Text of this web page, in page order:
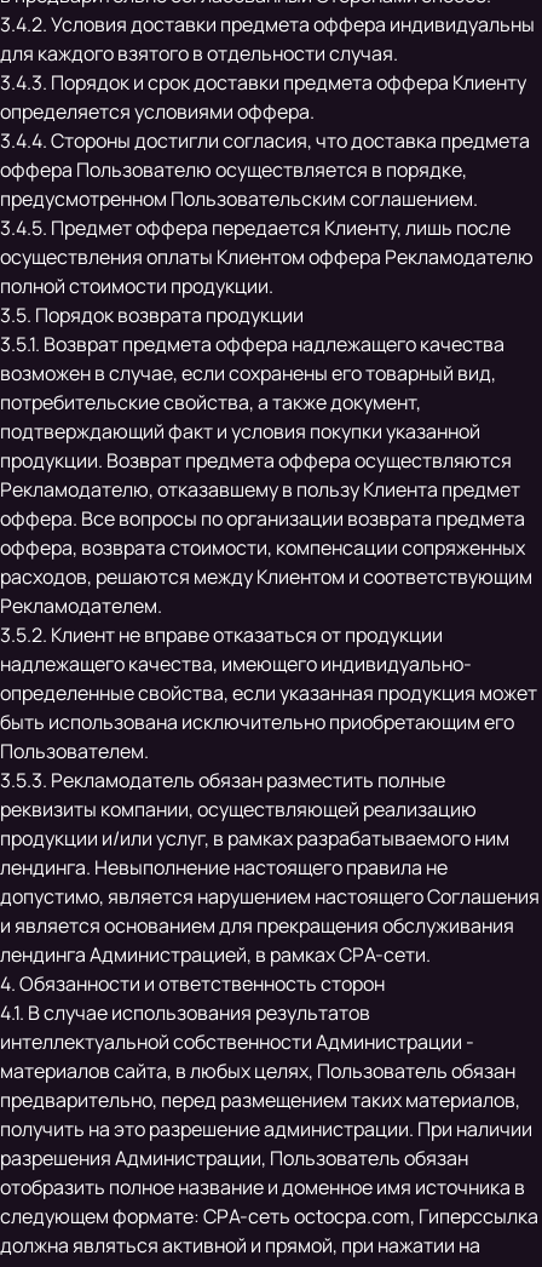
3.4.2. Условия доставки предмета оффера индивидуальны
для каждого взятого в отдельности случая.
3.4.3. Порядок и срок доставки предмета оффера Клиенту
определяется условиями оффера.
3.4.4. Стороны достигли согласия, что доставка предмета
оффера Пользователю осуществляется в порядке,
предусмотренном Пользовательским соглашением.
3.4.5. Предмет оффера передается Клиенту, лишь после
осуществления оплаты Клиентом оффера Рекламодателю
полной стоимости продукции.
3.5. Порядок возврата продукции
3.5.1. Возврат предмета оффера надлежащего качества
возможен в случае, если сохранены его товарный вид,
потребительские свойства, а также документ,
подтверждающий факт и условия покупки указанной
продукции. Возврат предмета оффера осуществляются
Рекламодателю, отказавшему в пользу Клиента предмет
оффера. Все вопросы по организации возврата предмета
оффера, возврата стоимости, компенсации сопряженных
расходов, решаются между Клиентом и соответствующим
Рекламодателем.
3.5.2. Клиент не вправе отказаться от продукции
надлежащего качества, имеющего индивидуально-
определенные свойства, если указанная продукция может
быть использована исключительно приобретающим его
Пользователем.
3.5.3. Рекламодатель обязан разместить полные
реквизиты компании, осуществляющей реализацию
продукции и/или услуг, в рамках разрабатываемого ним
лендинга. Невыполнение настоящего правила не
допустимо, является нарушением настоящего Соглашения
и является основанием для прекращения обслуживания
лендинга Администрацией, в рамках СРА-сети.
4. Обязанности и ответственность сторон
4.1. В случае использования результатов
интеллектуальной собственности Администрации -
материалов сайта, в любых целях, Пользователь обязан
предварительно, перед размещением таких материалов,
получить на это разрешение администрации. При наличии
разрешения Администрации, Пользователь обязан
отобразить полное название и доменное имя источника в
следующем формате: СРА-сеть octocpa.com, Гиперссылка
должна являться активной и прямой, при нажатии на